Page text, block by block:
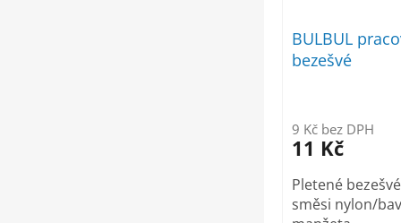
BULBUL
bezešvé
9 Kč bez DPH
11 Kč
Pletené
směsi nylon/